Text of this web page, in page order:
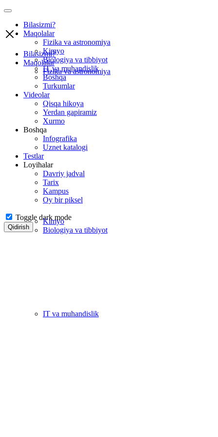
Bilasizmi?
Maqolalar
Fizika va astronomiya
Kimyo
Biologiya va tibbiyot
IT va muhandislik
Boshqa
Turkumlar
Videolar
Qisqa hikoya
Yerdan gapiramiz
Xurmo
Boshqa
Infografika
Uznet katalogi
Testlar
Loyihalar
Davriy jadval
Tarix
Kampus
Oy bir piksel
Toggle dark mode
Qidirish
Bilasizmi?
Maqolalar
Fizika va astronomiya
Kimyo
Biologiya va tibbiyot
IT va muhandislik